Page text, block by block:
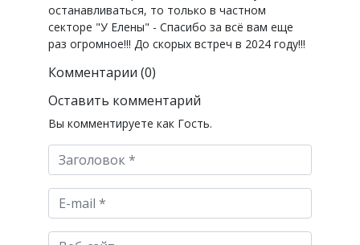
останавливаться, то только в частном
секторе "У Елены" - Спасибо за всё вам еще
раз огромное!!! До скорых встреч в 2024 году!!!
Комментарии (0)
Оставить комментарий
Вы комментируете как Гость.